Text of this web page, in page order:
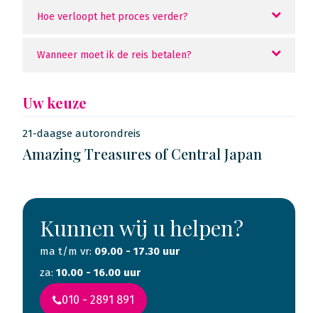
Hoe verloopt het proces verder?
Wanneer moet ik de reis betalen?
Uw keuze
21-daagse autorondreis
Amazing Treasures of Central Japan
Kunnen wij u helpen?
ma t/m vr: 09.00 - 17.30 uur
za: 10.00 - 16.00 uur
010 - 2891 891